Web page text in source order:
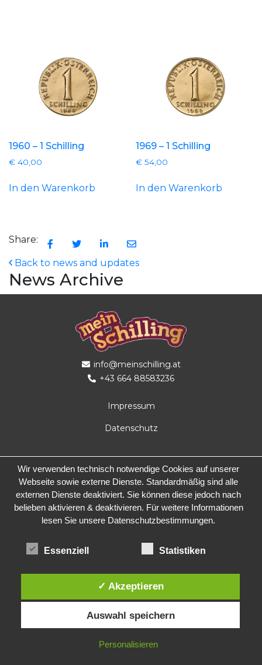
1960 – 1 Schilling
€ 40,00
In den Warenkorb
1969 – 1 Schilling
€ 54,00
In den Warenkorb
Share:
Back to news and updates
News Archive
info@meinschilling.at
+43 664 88583236
Impressum
Datenschutz
Wir verwenden technisch notwendige Cookies auf unserer
Webseite sowie externe Dienste. Standardmäßig sind alle
externen Dienste deaktiviert. Sie können diese jedoch nach
belieben aktivieren & deaktivieren. Für weitere Informationen
lesen Sie unsere Datenschutzbestimmungen.
Essenziell Statistiken
✓ Akzeptieren
Auswahl speichern
Personalisieren